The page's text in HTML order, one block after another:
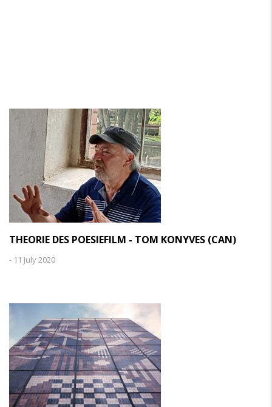
THEORIE DES POESIEFILM - TOM KONYVES (CAN)
- 11 July 2020